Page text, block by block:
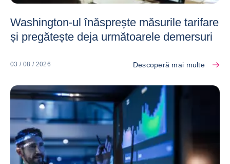
Washington-ul înăsprește măsurile tarifare
și pregătește deja următoarele demersuri
03 / 08 / 2026 Descoperă mai multe